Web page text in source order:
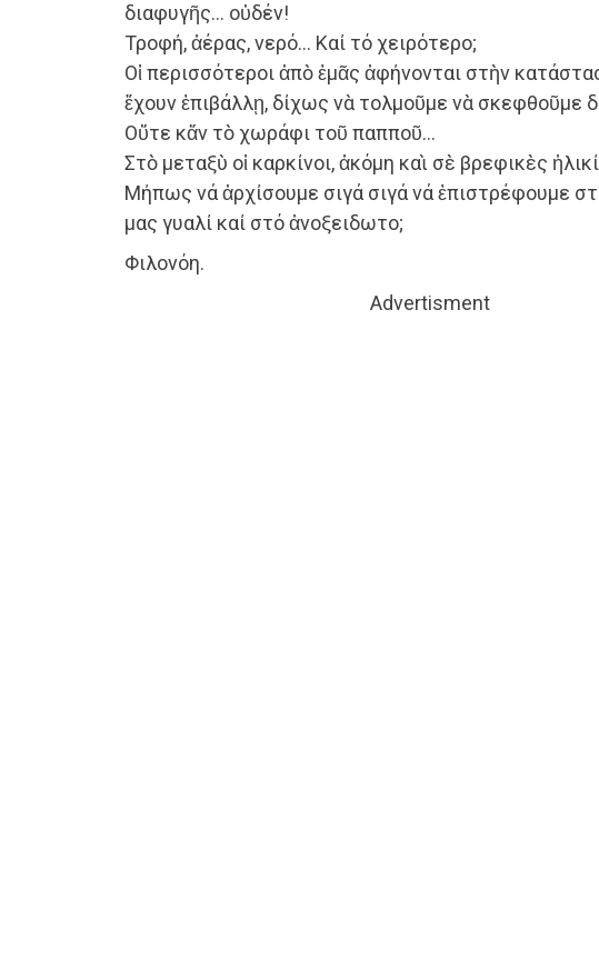
διαφυγῆς… οὐδέν!
Τροφή, ἀέρας, νερό… Καί τό χειρότερο;
Οἱ περισσότεροι ἀπὸ ἐμᾶς ἀφήνονται στὴν
ἔχουν ἐπιβάλλῃ, δίχως νὰ τολμοῦμε νὰ σκεφθοῦμε
Οὔτε κἄν τὸ χωράφι τοῦ παπποῦ…
Στὸ μεταξὺ οἱ καρκίνοι, ἀκόμη καὶ σὲ βρεφικὲς
Μήπως νά ἀρχίσουμε σιγά σιγά νά ἐπιστρέφουμε
μας γυαλί καί στό ἀνοξειδωτο;
Φιλονόη.
Advertisment